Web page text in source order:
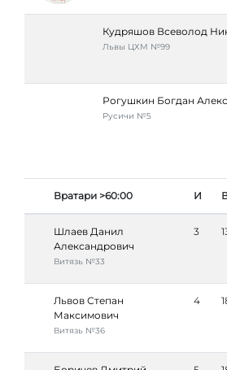
Кудряшов Всеволод
Львы ЦХМ №99
Рогушкин Богдан
Русичи №5
Вратари >60:00 И
Шлаев Данил
Александрович
Витязь №33
3
Львов Степан
Максимович
Витязь №36
4